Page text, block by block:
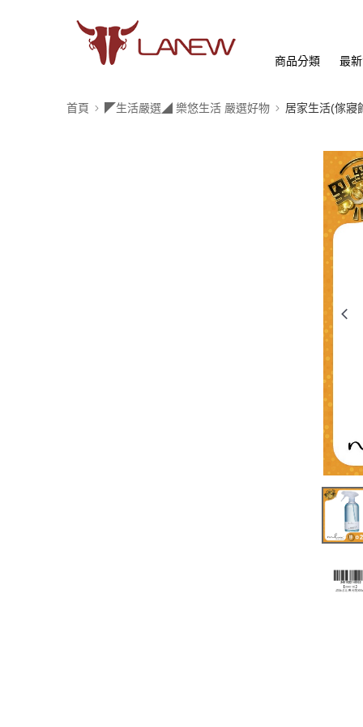
商品分類 最
首頁 ◤生活嚴選◢ 樂悠生活 嚴選好物 居家生活(傢寢